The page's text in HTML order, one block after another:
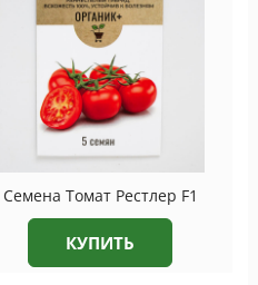
Семена Томат Рестлер F1
КУПИТЬ